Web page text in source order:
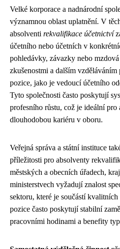
Velké korporace a nadnárodní
významnou oblast uplatnění. V
absolventi rekvalifikace účetnictví
účetního nebo účetních v
pohledávky, závazky nebo
zkušenostmi a dalším
pozice, jako je vedoucí účetního
Tyto společnosti často poskytují
profesního růstu, což je ideální
dlouhodobou kariéru v oboru.
Veřejná správa a státní instituce
příležitosti pro absolventy
městských a obecních úřadech,
ministerstvech vyžadují znalost
sektoru, které je součástí
pozice často poskytují stabilní
pracovními hodinami a benefity